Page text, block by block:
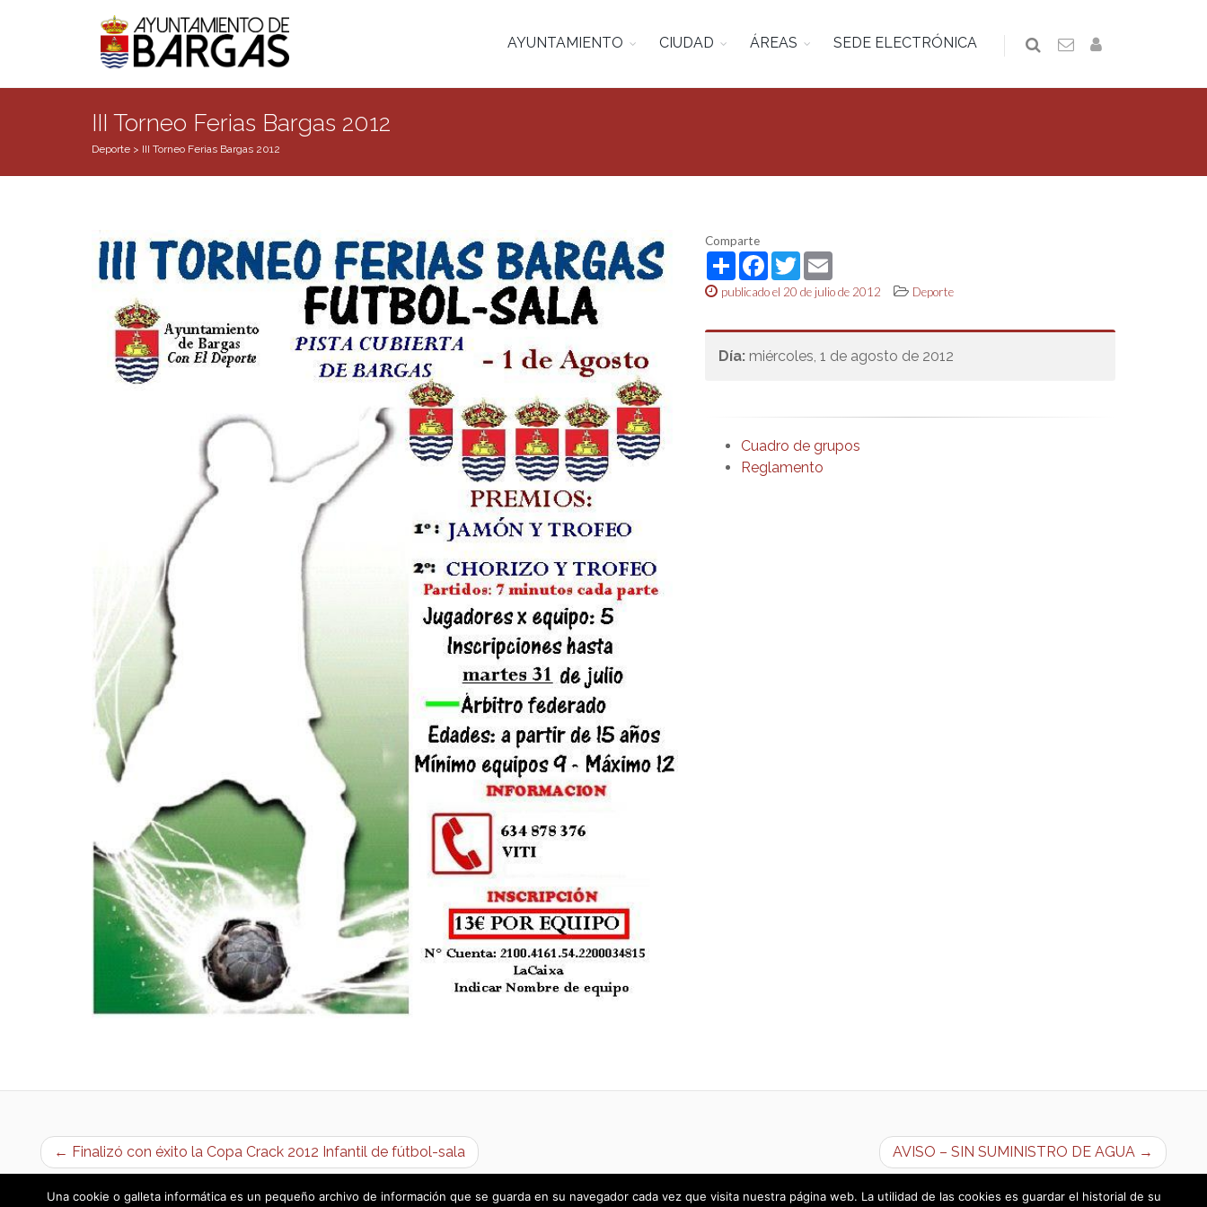
AYUNTAMIENTO CIUDAD ÁREAS SEDE ELECTRÓNICA
III Torneo Ferias Bargas 2012
Deporte > III Torneo Ferias Bargas 2012
Comparte
ShareFacebook
TwitterEmail
publicado el 20 de julio de 2012 Deporte
Día: miércoles, 1 de agosto de 2012
Cuadro de grupos
Reglamento
← Finalizó con éxito la Copa Crack 2012 Infantil de fútbol-sala AVISO – SIN SUMINISTRO DE AGUA →
Una cookie o galleta informática es un pequeño archivo de información que se guarda en su navegador cada vez que visita nuestra página web. La utilidad de las cookies es guardar el historial de su